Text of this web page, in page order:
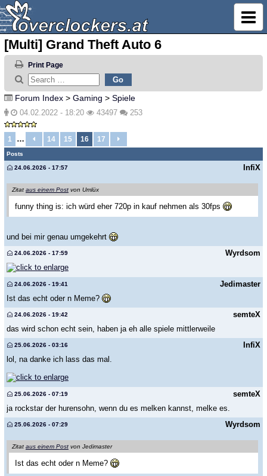
[Multi] Grand Theft Auto 6
Print Page
Forum Index > Gaming > Spiele
04.02.2022 - 18:20 43497 253
1 … 14 15 16 17
Posts
InfiX
24.06.2026 - 17:57
Zitat aus einem Post von Umlüx
funny thing is: ich würd eher 720p in kauf nehmen als 30fps
und bei mir genau umgekehrt
Wyrdsom
24.06.2026 - 17:59
Jedimaster
24.06.2026 - 19:41
Ist das echt oder n Meme?
semteX
24.06.2026 - 19:42
das wird schon echt sein, haben ja eh alle spiele mittlerweile
InfiX
25.06.2026 - 03:16
lol, na danke ich lass das mal.
semteX
25.06.2026 - 07:19
ja rockstar der hurensohn, wenn du es melken kannst, melke es.
Wyrdsom
25.06.2026 - 07:29
Zitat aus einem Post von Jedimaster
Ist das echt oder n Meme?